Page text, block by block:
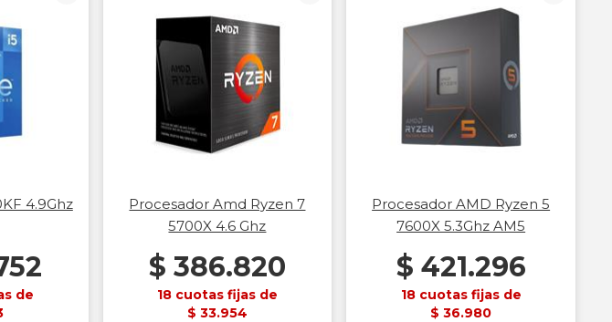
4.9Ghz
de
Procesador Amd Ryzen 7
5700X 4.6 Ghz
$ 386.820
18 cuotas fijas de
$ 33.954
Procesador AMD Ryzen 5
7600X 5.3Ghz AM5
$ 421.296
18 cuotas fijas de
$ 36.980